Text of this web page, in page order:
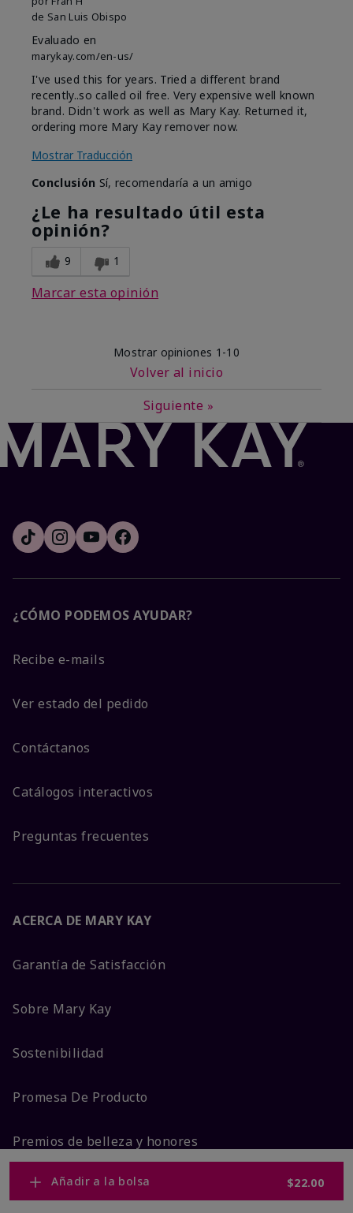
Añadir a la bolsa $22.00
de San Luis Obispo
Evaluado en
marykay.com/en-us/
I've used this for years. Tried a different brand
recently..so called oil free. Very expensive well known
brand. Didn't work as well as Mary Kay. Returned it,
ordering more Mary Kay remover now.
Mostrar Traducción
Conclusión Sí, recomendaría a un amigo
¿Le ha resultado útil esta
opinión?
9 1
Marcar esta opinión
Mostrar opiniones 1-10
Volver al inicio
Siguiente »
¿CÓMO PODEMOS AYUDAR?
Recibe e-mails
Ver estado del pedido
Contáctanos
Catálogos interactivos
Preguntas frecuentes
ACERCA DE MARY KAY
Garantía de Satisfacción
Sobre Mary Kay
Sostenibilidad
Promesa De Producto
Premios de belleza y honores